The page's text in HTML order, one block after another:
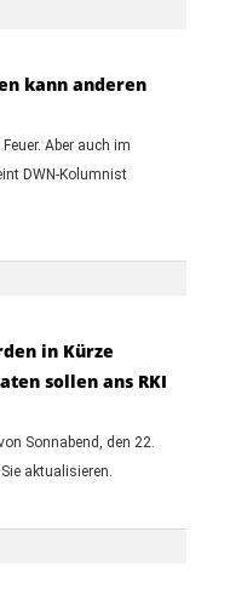
kann anderen
Aber auch im
DWN-Kolumnist
in Kürze
sollen ans RKI
Sonnabend, den 22.
aktualisieren.